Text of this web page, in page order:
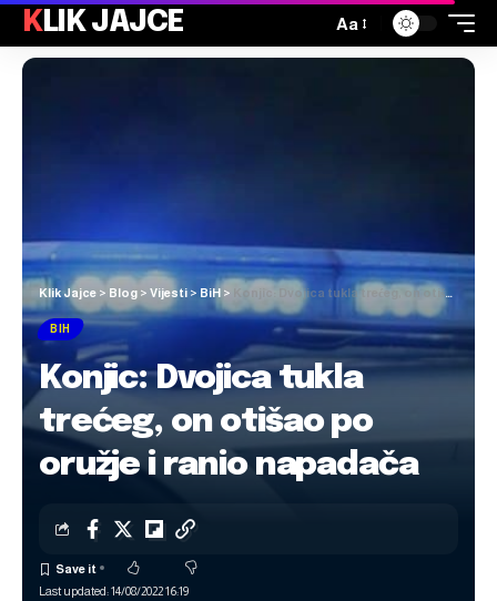
KLIK JAJCE Aa
Klik Jajce > Blog > Vijesti > BiH > Konjic: Dvojica tukla trećeg, on otišao po oružje i ranio napadača
BIH
Konjic: Dvojica tukla
trećeg, on otišao po
oružje i ranio napadača
Last updated: 14/08/2022 16:19